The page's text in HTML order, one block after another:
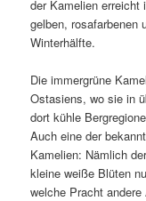
der Kamelien erreicht
gelben, rosafarbenen
Winterhälfte.
Die immergrüne
Ostasiens, wo sie in
dort kühle
Auch eine der
Kamelien: Nämlich
kleine weiße Blüten
welche Pracht